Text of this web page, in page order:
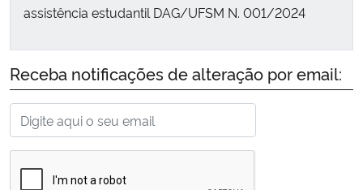
assistência estudantil DAG/UFSM N. 001/2024
Receba notificações de alteração por email: